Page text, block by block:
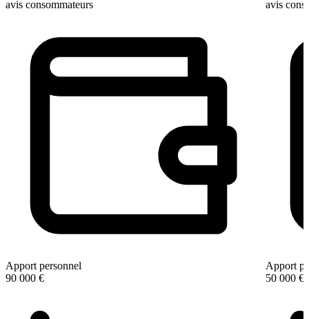
avis consommateurs
Apport personnel
90 000 €
avis
Apport
50 000 €